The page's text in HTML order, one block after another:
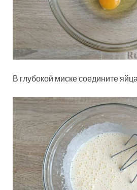
В глубокой миске соедините